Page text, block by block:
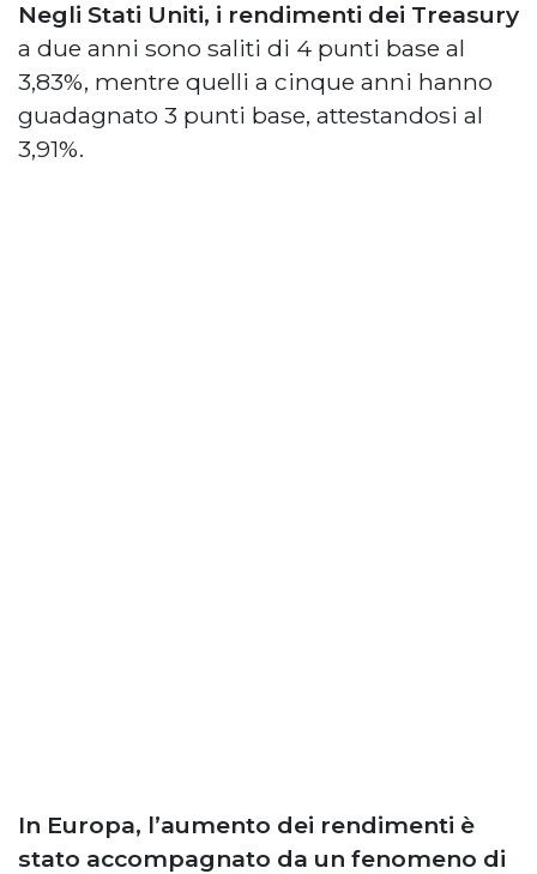
Negli Stati Uniti, i rendimenti dei Treasury
a due anni sono saliti di 4 punti base al
3,83%, mentre quelli a cinque anni hanno
guadagnato 3 punti base, attestandosi al
3,91%.
In Europa, l’aumento dei rendimenti è
stato accompagnato da un fenomeno di